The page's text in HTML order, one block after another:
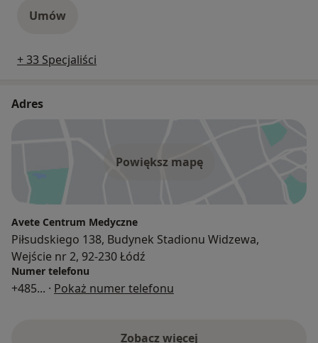
Umów
+ 33 Specjaliści
Adres
Powiększ mapę
Avete Centrum Medyczne
Piłsudskiego 138, Budynek Stadionu Widzewa,
Wejście nr 2, 92-230 Łódź
Numer telefonu
+485... · Pokaż numer telefonu
Zobacz więcej